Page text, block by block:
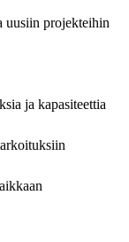
uusiin projekteihin
ja kapasiteettia